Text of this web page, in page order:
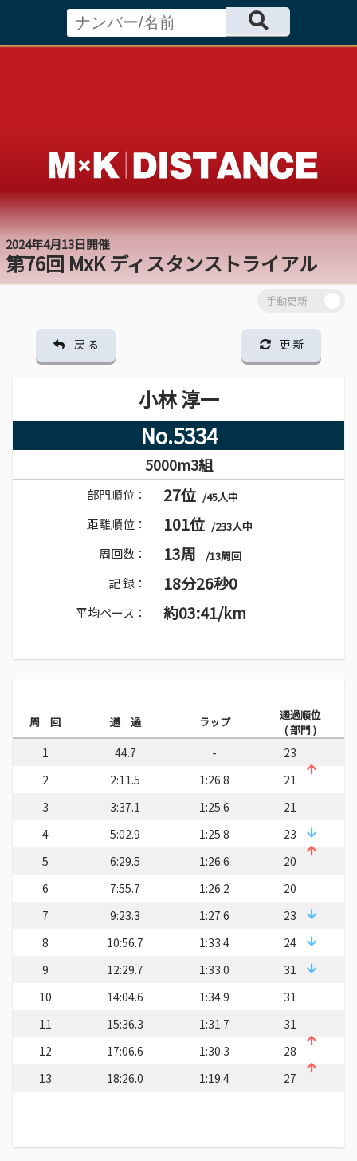
2024年4月13日開催
第76回 MxK ディスタンストライアル
戻 る 更 新
小林 淳一
No.5334
5000m3組
部門順位： 27位 /45人中
距離順位： 101位 /233人中
周回数： 13周 /13周回
記 録： 18分26秒0
平均ペース： 約03:41/km
周 回 通 過 ラップ
通過順位
( 部門 )
1 44.7 -
23
2
2:11.5 1:26.8
21
3
3:37.1 1:25.6
21
4
5:02.9 1:25.8
23
5
6:29.5 1:26.6
20
6
7:55.7 1:26.2
20
7
9:23.3 1:27.6
23
8
10:56.7 1:33.4
24
9
12:29.7 1:33.0
31
10
14:04.6 1:34.9
31
11
15:36.3 1:31.7
31
12
17:06.6 1:30.3
28
13
18:26.0 1:19.4 27